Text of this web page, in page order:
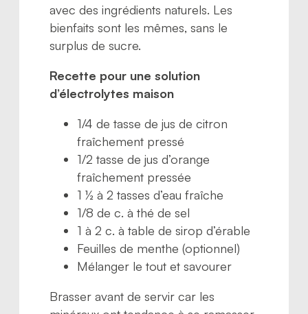
avec des ingrédients naturels. Les
bienfaits sont les mêmes, sans le
surplus de sucre.
Recette pour une solution
d’électrolytes maison
1/4 de tasse de jus de citron
fraîchement pressé
1/2 tasse de jus d’orange
fraîchement pressée
1 ½ à 2 tasses d’eau fraîche
1/8 de c. à thé de sel
1 à 2 c. à table de sirop d’érable
Feuilles de menthe (optionnel)
Mélanger le tout et savourer
Brasser avant de servir car les